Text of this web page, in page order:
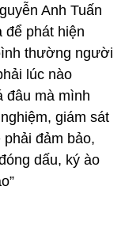
Anh Tuấn
để phát hiện
thường người
lúc nào
đâu mà mình
giám sát
đảm bảo,
dấu, ký ào